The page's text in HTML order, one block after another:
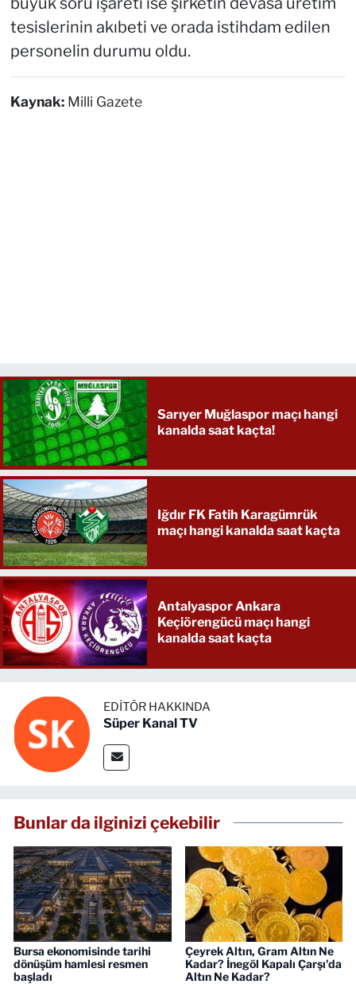
tesislerinin akıbeti ve orada istihdam edilen
personelin durumu oldu.
Kaynak: Milli Gazete
Sarıyer Muğlaspor maçı hangi
kanalda saat kaçta!
Iğdır FK Fatih Karagümrük
maçı hangi kanalda saat kaçta
Antalyaspor Ankara
Keçiörengücü maçı hangi
kanalda saat kaçta
EDITÖR HAKKINDA
Süper Kanal TV
Bunlar da ilginizi çekebilir
Bursa ekonomisinde tarihi
dönüşüm hamlesi resmen
başladı
Çeyrek Altın, Gram Altın Ne
Kadar? İnegöl Kapalı Çarşı'da
Altın Ne Kadar?